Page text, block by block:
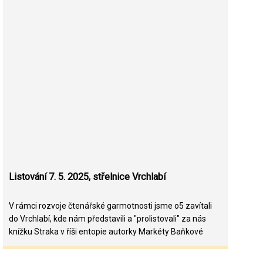
Listování 7. 5. 2025, střelnice Vrchlabí
V rámci rozvoje čtenářské garmotnosti jsme o5 zavítali
do Vrchlabí, kde nám představili a "prolistovali" za nás
knížku Straka v říši entopie autorky Markéty Baňkové